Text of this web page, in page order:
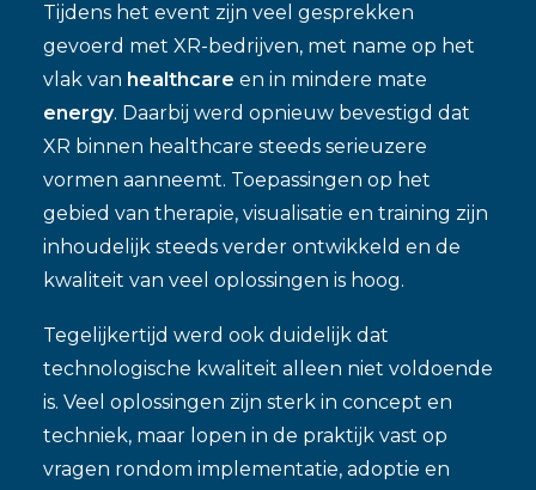
Tijdens het event zijn veel gesprekken
gevoerd met XR-bedrijven, met name op het
vlak van healthcare en in mindere mate
energy. Daarbij werd opnieuw bevestigd dat
XR binnen healthcare steeds serieuzere
vormen aanneemt. Toepassingen op het
gebied van therapie, visualisatie en training zijn
inhoudelijk steeds verder ontwikkeld en de
kwaliteit van veel oplossingen is hoog.
Tegelijkertijd werd ook duidelijk dat
technologische kwaliteit alleen niet voldoende
is. Veel oplossingen zijn sterk in concept en
techniek, maar lopen in de praktijk vast op
vragen rondom implementatie, adoptie en